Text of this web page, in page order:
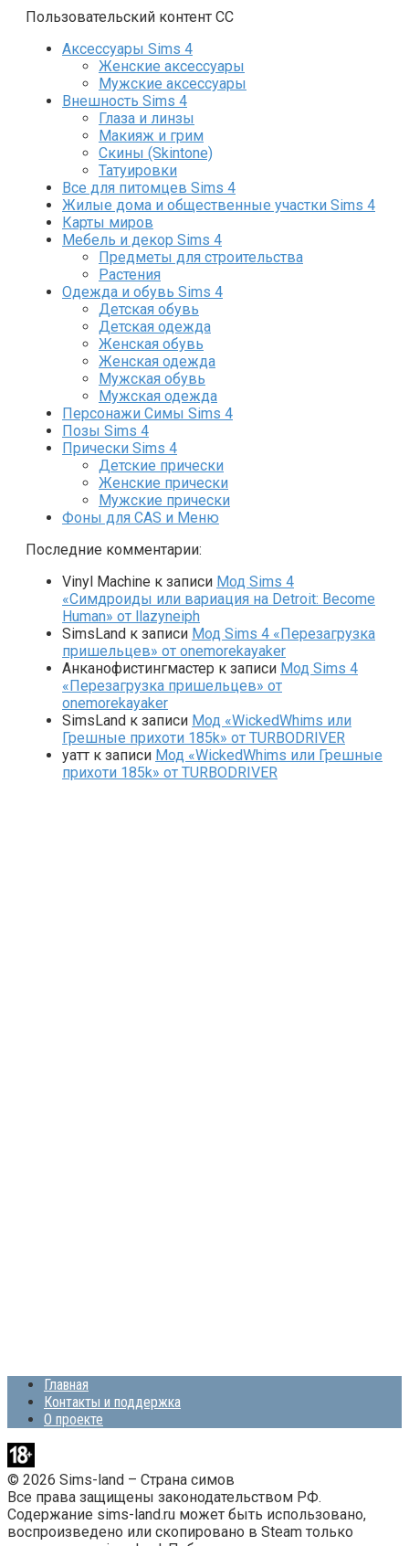
Пользовательский контент СС
Аксессуары Sims 4
Женские аксессуары
Мужские аксессуары
Внешность Sims 4
Глаза и линзы
Макияж и грим
Скины (Skintone)
Татуировки
Все для питомцев Sims 4
Жилые дома и общественные участки Sims 4
Карты миров
Мебель и декор Sims 4
Предметы для строительства
Растения
Одежда и обувь Sims 4
Детская обувь
Детская одежда
Женская обувь
Женская одежда
Мужская обувь
Мужская одежда
Персонажи Симы Sims 4
Позы Sims 4
Прически Sims 4
Детские прически
Женские прически
Мужские прически
Фоны для CAS и Меню
Последние комментарии:
Vinyl Machine к записи Мод Sims 4
«Симдроиды или вариация на Detroit: Become
Human» от llazyneiph
SimsLand к записи Мод Sims 4 «Перезагрузка
пришельцев» от onemorekayaker
Анканофистингмастер к записи Мод Sims 4
«Перезагрузка пришельцев» от
onemorekayaker
SimsLand к записи Мод «WickedWhims или
Грешные прихоти 185k» от TURBODRIVER
yaтт к записи Мод «WickedWhims или Грешные
прихоти 185k» от TURBODRIVER
Главная
Контакты и поддержка
О проекте
© 2026 Sims-land – Страна симов
Все права защищены законодательством РФ.
Содержание sims-land.ru может быть использовано,
воспроизведено или скопировано в Steam только